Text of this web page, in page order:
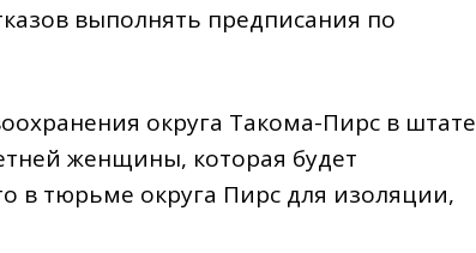
выполнять предписания по
округа Такома-Пирс в штате
женщины, которая будет
в тюрьме округа Пирс для изоляции,